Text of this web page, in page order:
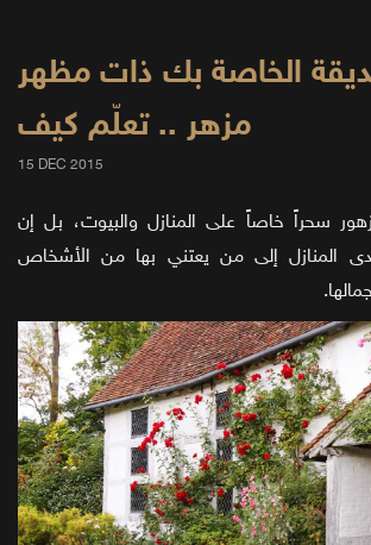
الخاصة بك ذات مظهر
مزهر .. تعلّم كيف
15 DEC 2015
سحراً خاصاً على المنازل والبيوت، بل إن
المنازل إلى من يعتني بها من الأشخاص